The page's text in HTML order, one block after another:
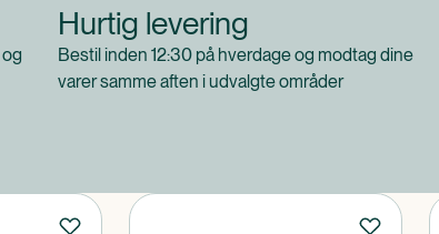
Hurtig levering
Bestil inden 12:30 på hverdage og modtag dine
varer samme aften i udvalgte områder